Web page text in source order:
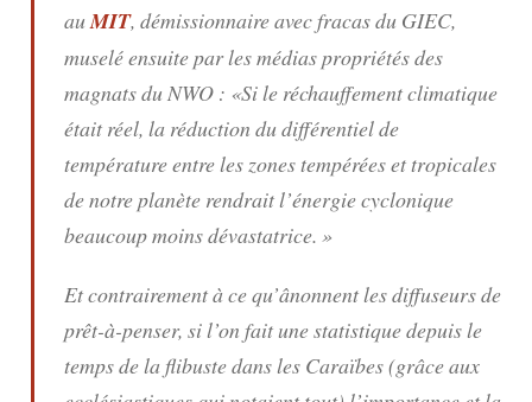
au MIT, démissionnaire avec fracas du GIEC,
muselé ensuite par les médias propriétés des
magnats du NWO : «Si le réchauffement climatique
était réel, la réduction du différentiel de
température entre les zones tempérées et tropicales
de notre planète rendrait l’énergie cyclonique
beaucoup moins dévastatrice. »
Et contrairement à ce qu’ânonnent les diffuseurs de
prêt-à-penser, si l’on fait une statistique depuis le
temps de la flibuste dans les Caraïbes (grâce aux